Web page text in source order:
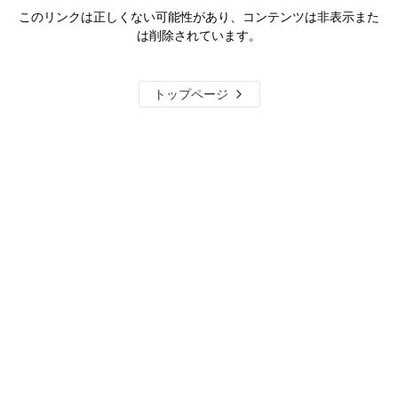
このリンクは正しくない可能性があり、コンテンツは非表示また
は削除されています。
トップページ